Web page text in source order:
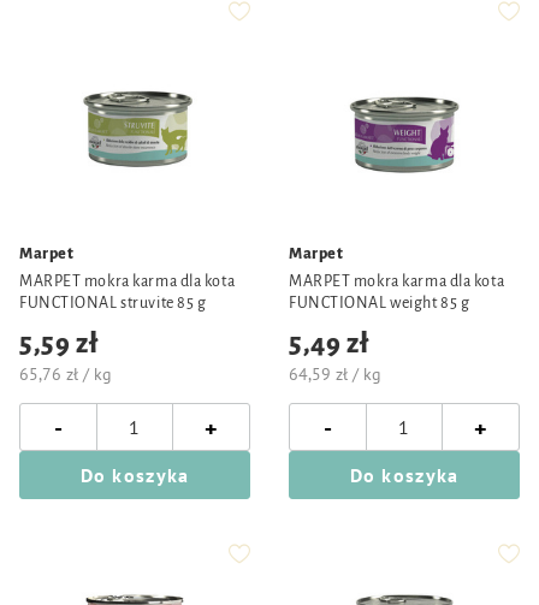
Marpet
MARPET mokra karma dla kota
FUNCTIONAL struvite 85 g
5,59 zł
65,76 zł / kg
- +
Do koszyka
Marpet
MARPET mokra karma dla kota
FUNCTIONAL weight 85 g
5,49 zł
64,59 zł / kg
- +
Do koszyka